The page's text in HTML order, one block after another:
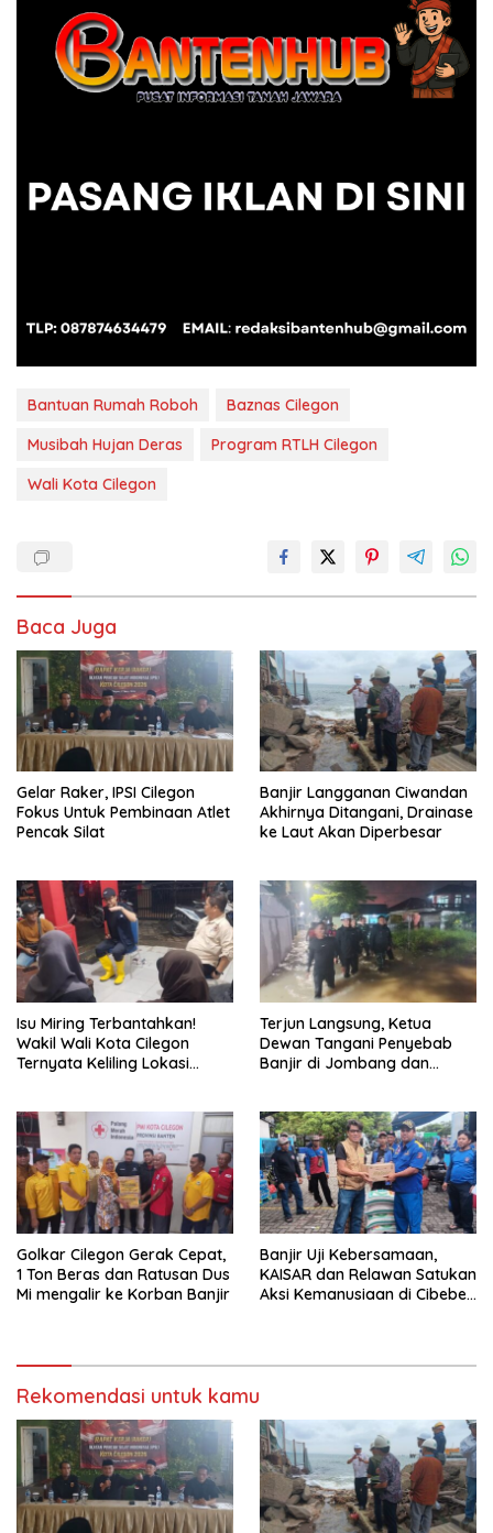
Bantuan Rumah Roboh
Baznas Cilegon
Musibah Hujan Deras
Program RTLH Cilegon
Wali Kota Cilegon
Baca Juga
Gelar Raker, IPSI Cilegon
Fokus Untuk Pembinaan Atlet
Pencak Silat
Banjir Langganan Ciwandan
Akhirnya Ditangani, Drainase
ke Laut Akan Diperbesar
Isu Miring Terbantahkan!
Wakil Wali Kota Cilegon
Ternyata Keliling Lokasi
Terjun Langsung, Ketua
Dewan Tangani Penyebab
Banjir di Jombang dan
Golkar Cilegon Gerak Cepat,
1 Ton Beras dan Ratusan Dus
Mi mengalir ke Korban Banjir
Banjir Uji Kebersamaan,
KAISAR dan Relawan Satukan
Aksi Kemanusiaan di Cibeber
Rekomendasi untuk kamu